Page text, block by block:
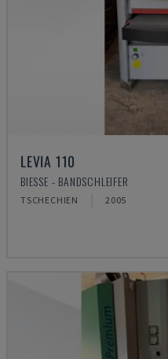
LEVIA 110
BIESSE - BANDSCHLEIFER
TSCHECHIEN 2005